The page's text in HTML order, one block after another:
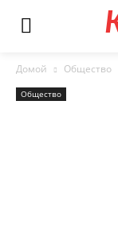
Домой Общество
Общество